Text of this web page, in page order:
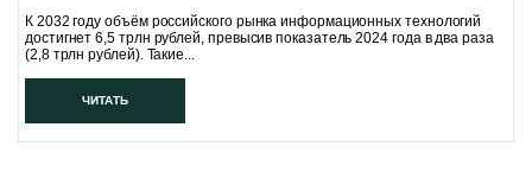
К 2032 году объём российского рынка информационных технологий
достигнет 6,5 трлн рублей, превысив показатель 2024 года в два раза
(2,8 трлн рублей). Такие...
ЧИТАТЬ